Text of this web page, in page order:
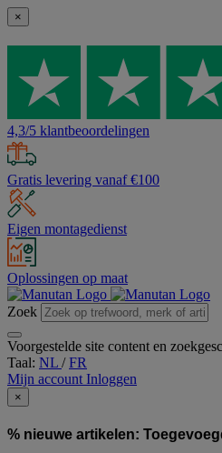
×
4,3/5 klantbeoordelingen
Gratis levering vanaf €100
Eigen montagedienst
Oplossingen op maat
Zoek
Voorgestelde site content en
Taal: NL /FR
Mijn account Inloggen
×
% nieuwe artikelen: